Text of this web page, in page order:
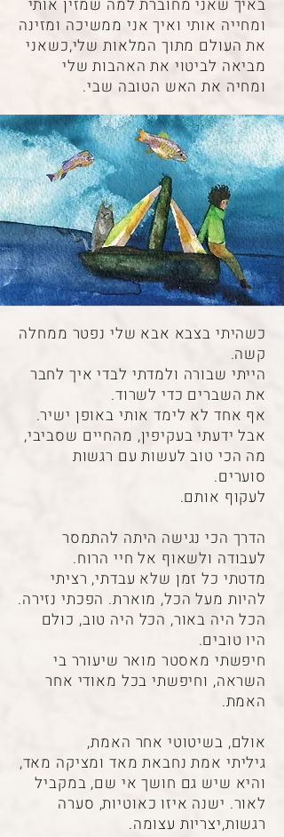
באיך שאני מחוברת למה שמזין אותי
ומחייה אותי ואיך אני ממשיכה ומזינה
את העולם מתוך המלאות שלי,כשאני
מביאה לביטוי את האהבות שלי
ומחיה את האש הטובה שבי.
כשהיתי בצבא אבא שלי נפטר ממחלה
קשה.
הייתי שבורה ולמדתי לבדי איך לחבר
את השברים כדי לשרוד.
אף אחד לא לימד אותי באופן ישיר.
אבל ידעתי בעקיפין, מהחיים שסביבי,
מה הכי טוב לעשות עם רגשות
סוערים.
לעקוף אותם.
הדרך הכי נגישה היתה להתמסר
לעבודה ולשאוף אל חיי הרוח.
מדטתי כל זמן שלא עבדתי, רציתי
להיות מעל הכל, מוארת. הפכתי נזירה.
הכל היה באור, הכל היה טוב, כולם
היו טובים.
חיפשתי מאסטר מואר שיעורר בי
השראה, וחיפשתי בכל מאודי אחר
האמת.
אולם, בשיטוטי אחר האמת,
גיליתי אמת נחבאת מאד ומציקה מאד,
והיא שיש גם חושך אי שם, במקביל
לאור. ישנה איזו כאוטיות, סערה
רגשות,יצריות עצומה.